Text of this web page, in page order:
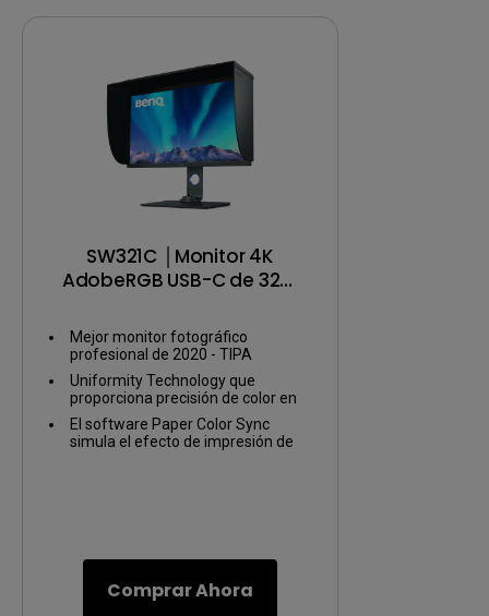
SW321C │Monitor 4K
AdobeRGB USB-C de 32W
Mejor monitor fotográfico
profesional de 2020 - TIPA
(Technical Image Press
Association)
Uniformity Technology que
proporciona precisión de color en
toda la pantalla
El software Paper Color Sync
simula el efecto de impresión de
Comprar Ahora